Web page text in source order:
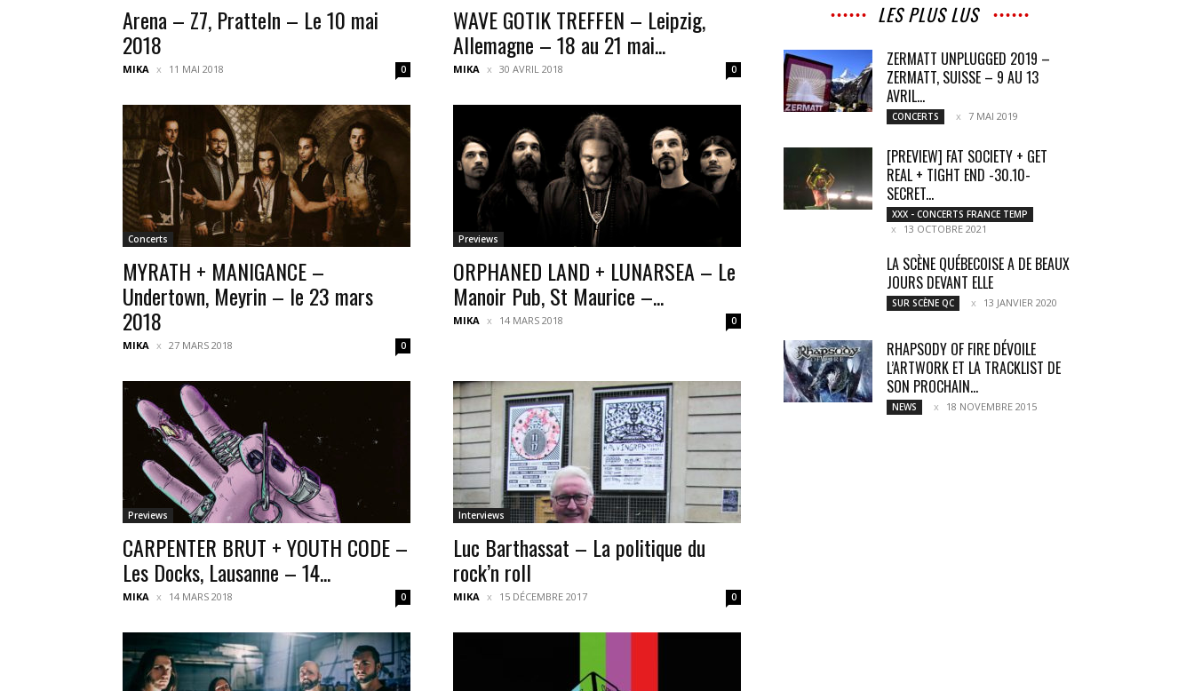
Arena – Z7, Pratteln – Le 10 mai
2018
MIKA 11 MAI 2018 0
WAVE GOTIK TREFFEN – Leipzig,
Allemagne – 18 au 21 mai...
MIKA 30 AVRIL 2018 0
Concerts
MYRATH + MANIGANCE –
Undertown, Meyrin – le 23 mars
2018
MIKA 27 MARS 2018 0
Previews
ORPHANED LAND + LUNARSEA – Le
Manoir Pub, St Maurice –...
MIKA 14 MARS 2018 0
Previews
CARPENTER BRUT + YOUTH CODE –
Les Docks, Lausanne – 14...
MIKA 14 MARS 2018 0
Interviews
Luc Barthassat – La politique du
rock’n roll
MIKA 15 DÉCEMBRE 2017 0
LES PLUS LUS
ZERMATT UNPLUGGED 2019 –
ZERMATT, SUISSE – 9 AU 13
AVRIL...
CONCERTS 7 MAI 2019
[PREVIEW] FAT SOCIETY + GET
REAL + TIGHT END -30.10-
SECRET...
XXX - CONCERTS FRANCE TEMP
13 OCTOBRE 2021
LA SCÈNE QUÉBECOISE A DE BEAUX
JOURS DEVANT ELLE
SUR SCÈNE QC 13 JANVIER 2020
RHAPSODY OF FIRE DÉVOILE
L’ARTWORK ET LA TRACKLIST DE
SON PROCHAIN...
NEWS 18 NOVEMBRE 2015